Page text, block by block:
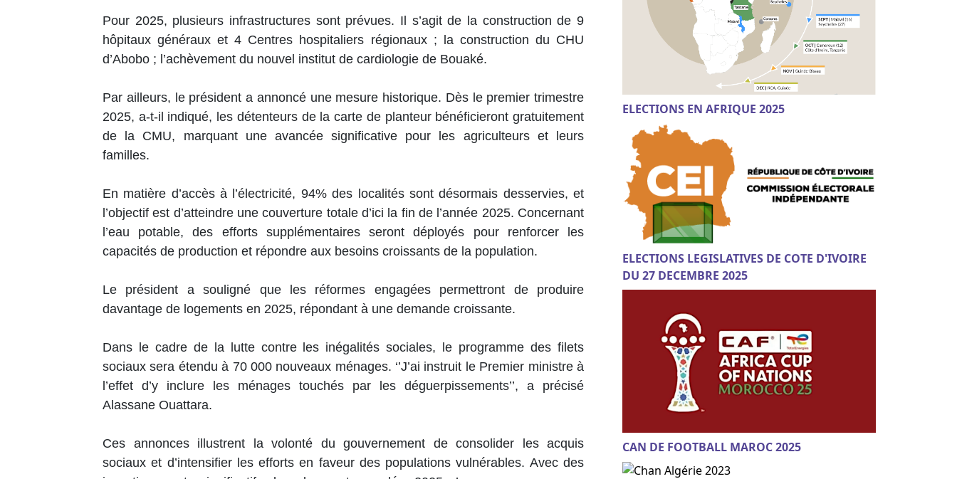
Pour 2025, plusieurs infrastructures sont prévues. Il s’agit de la construction de 9
hôpitaux généraux et 4 Centres hospitaliers régionaux ; la construction du CHU
d’Abobo ; l’achèvement du nouvel institut de cardiologie de Bouaké.
Par ailleurs, le président a annoncé une mesure historique. Dès le premier trimestre
2025, a-t-il indiqué, les détenteurs de la carte de planteur bénéficieront gratuitement
de la CMU, marquant une avancée significative pour les agriculteurs et leurs
familles.
En matière d’accès à l’électricité, 94% des localités sont désormais desservies, et
l’objectif est d’atteindre une couverture totale d’ici la fin de l’année 2025. Concernant
l’eau potable, des efforts supplémentaires seront déployés pour renforcer les
capacités de production et répondre aux besoins croissants de la population.
Le président a souligné que les réformes engagées permettront de produire
davantage de logements en 2025, répondant à une demande croissante.
Dans le cadre de la lutte contre les inégalités sociales, le programme des filets
sociaux sera étendu à 70 000 nouveaux ménages. ‘’J’ai instruit le Premier ministre à
l’effet d’y inclure les ménages touchés par les déguerpissements’’, a précisé
Alassane Ouattara.
Ces annonces illustrent la volonté du gouvernement de consolider les acquis
sociaux et d’intensifier les efforts en faveur des populations vulnérables. Avec des
ELECTIONS EN AFRIQUE 2025
ELECTIONS LEGISLATIVES DE COTE D'IVOIRE
DU 27 DECEMBRE 2025
CAN DE FOOTBALL MAROC 2025